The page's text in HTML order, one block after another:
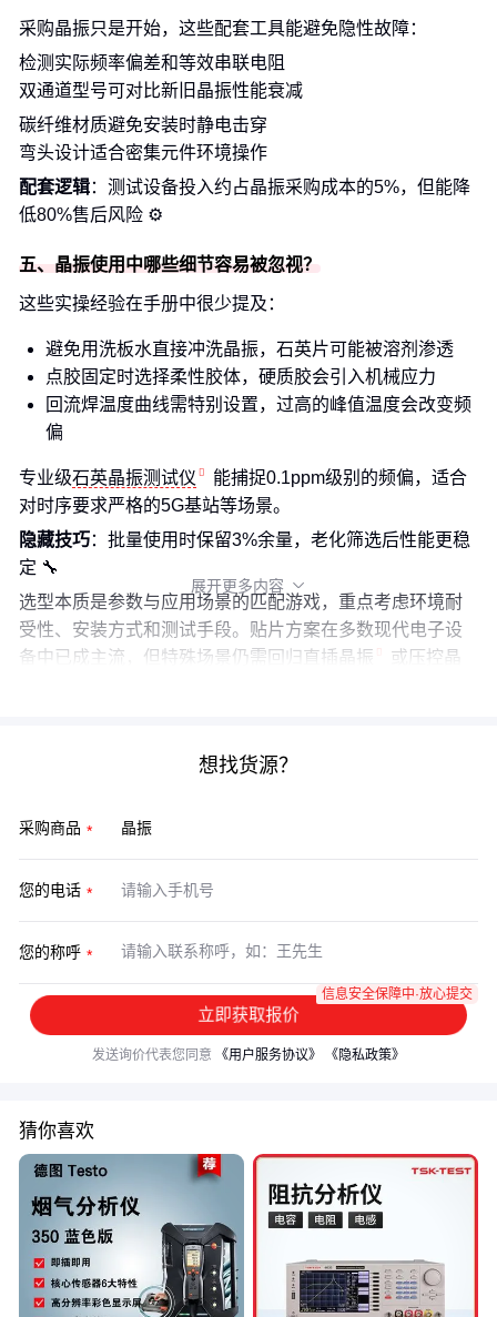
采购晶振只是开始，这些配套工具能避免隐性故障：
检测实际频率偏差和等效串联电阻
双通道型号可对比新旧晶振性能衰减
碳纤维材质避免安装时静电击穿
弯头设计适合密集元件环境操作
配套逻辑：测试设备投入约占晶振采购成本的5%，但能降
低80%售后风险 ⚙️
五、晶振使用中哪些细节容易被忽视？
这些实操经验在手册中很少提及：
避免用洗板水直接冲洗晶振，石英片可能被溶剂渗透
点胶固定时选择柔性胶体，硬质胶会引入机械应力
回流焊温度曲线需特别设置，过高的峰值温度会改变频
偏
专业级石英晶振测试仪
能捕捉0.1ppm级别的频偏，适合
对时序要求严格的5G基站等场景。
隐藏技巧：批量使用时保留3%余量，老化筛选后性能更稳
定 🔧
选型本质是参数与应用场景的匹配游戏，重点考虑环境耐
受性、安装方式和测试手段。贴片方案在多数现代电子设
备中已成主流，但特殊场景仍需回归直插晶振 或压控晶
展开更多内容 
想找货源？
采购商品
您的电话
您的称呼
立即获取报价
信息安全保障中·放心提交
发送询价代表您同意 《用户服务协议》 《隐私政策》
猜你喜欢